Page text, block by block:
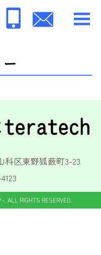
科区東野狐薮町3-23
- . ALL RIGHTS RESERVED.